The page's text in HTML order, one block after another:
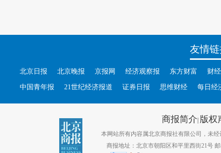
友情
北京日报 北京晚报 京报网 经济观察报 东方财富 财
中国青年报 21世纪经济报道 证券日报 思维财经 每日经
商报简介| 版权
本网站所有内容属北京商报社有限公司，未经
商报地址：北京市朝阳区和平里西街21号